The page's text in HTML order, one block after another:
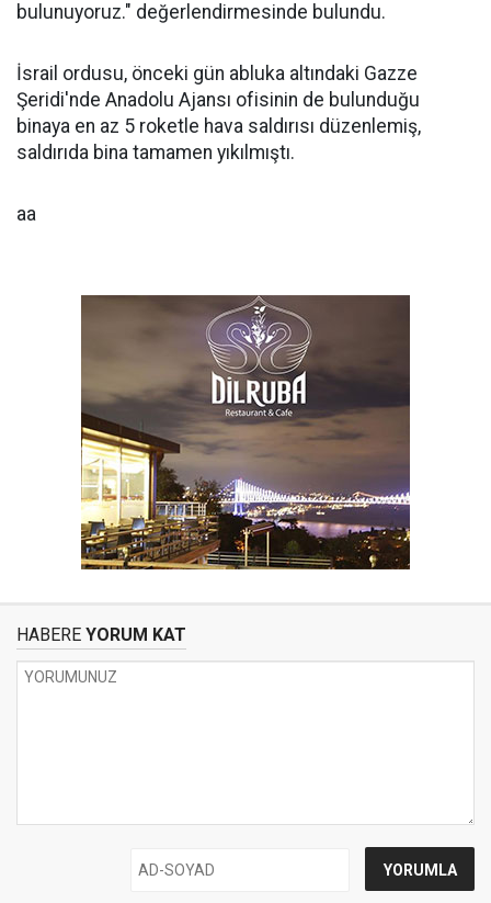
bulunuyoruz." değerlendirmesinde bulundu.
İsrail ordusu, önceki gün abluka altındaki Gazze
Şeridi'nde Anadolu Ajansı ofisinin de bulunduğu
binaya en az 5 roketle hava saldırısı düzenlemiş,
saldırıda bina tamamen yıkılmıştı.
aa
HABERE YORUM KAT